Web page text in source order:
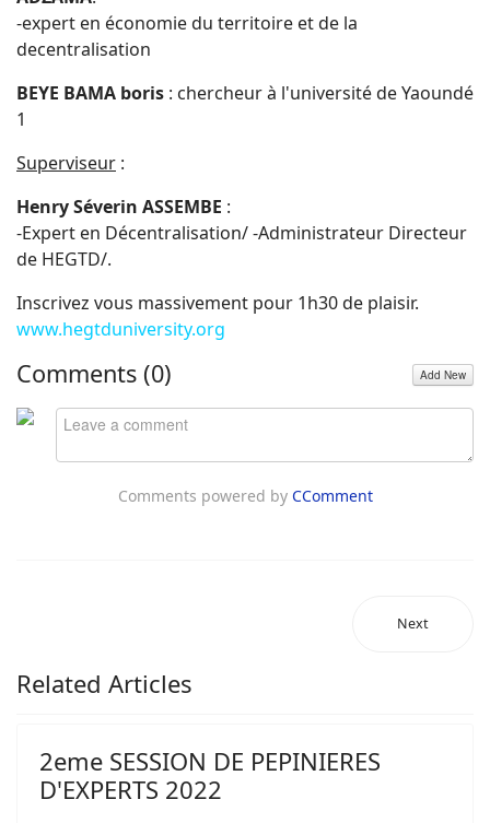
-expert en économie du territoire et de la
decentralisation
BEYE BAMA boris : chercheur à l'université de Yaoundé
1
Superviseur :
Henry Séverin ASSEMBE :
-Expert en Décentralisation/ -Administrateur Directeur
de HEGTD/.
Inscrivez vous massivement pour 1h30 de plaisir.
www.hegtduniversity.org
Comments (0) Add New
Comments powered by CComment
Next
Related Articles
2eme SESSION DE PEPINIERES
D'EXPERTS 2022